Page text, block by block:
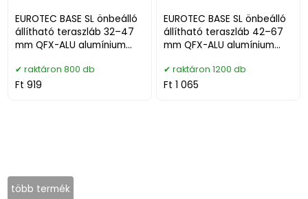
EUROTEC BASE SL önbeálló
állítható teraszláb 32–47
mm QFX-ALU alumínium
raktáron 800 db
Ft 919
EUROTEC BASE SL önbeálló
állítható teraszláb 42–67
mm QFX-ALU alumínium
raktáron 1200 db
Ft 1 065
több termék